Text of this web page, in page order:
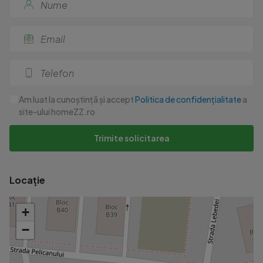
* Multiple facilități și servicii în zonă - magazine, transport
Vrei să înțelegi mai bine proprietatea? Explorează
Cu respect,
Am luat la cunoștință și acceptPolitica de confidențialitatea
site-ului homeZZ.ro
Trimite solicitarea
Locație
+
−